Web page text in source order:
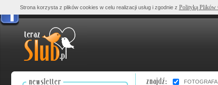
FOTOGRAFA
Strona korzysta z plików cookies w celu realizacji usług i zgodnie z Polityką Plików